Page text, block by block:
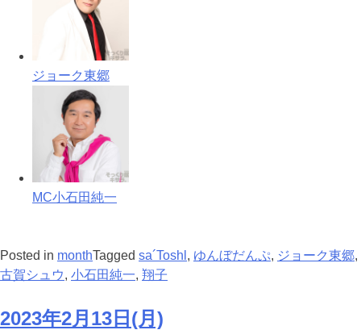
ジョーク東郷
MC小石田純一
Posted in monthTagged sa´Toshl , ゆんぼだんぷ, ジョーク東郷,
古賀シュウ, 小石田純一, 翔子
2023年2月13日(月)